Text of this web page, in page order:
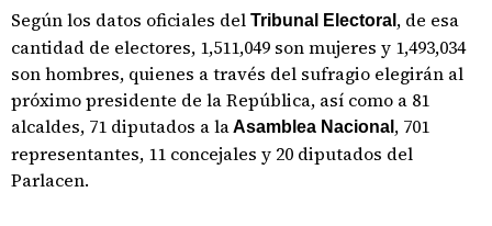
Según los datos oficiales del Tribunal Electoral , de esa
cantidad de electores, 1,511,049 son mujeres y 1,493,034
son hombres, quienes a través del sufragio elegirán al
próximo presidente de la República, así como a 81
alcaldes, 71 diputados a laAsamblea Nacional , 701
representantes, 11 concejales y 20 diputados del
Parlacen.